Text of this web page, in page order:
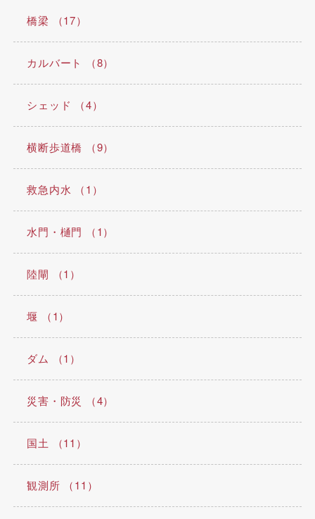
橋梁 （17）
カルバート （8）
シェッド （4）
横断歩道橋 （9）
救急内水 （1）
水門・樋門 （1）
陸閘 （1）
堰 （1）
ダム （1）
災害・防災 （4）
国土 （11）
観測所 （11）